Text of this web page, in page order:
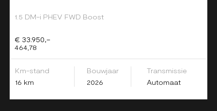
1.5 DM-i PHEV FWD Boost
€ 33.950,-
464,78
Km-stand
16 km
Bouwjaar
2026
Transmissie
Automaat